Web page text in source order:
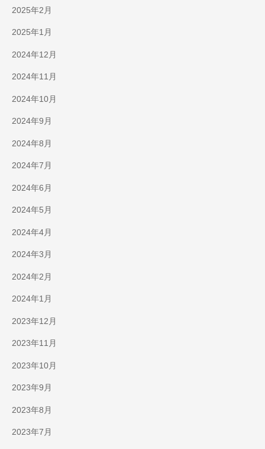
2025年2月
2025年1月
2024年12月
2024年11月
2024年10月
2024年9月
2024年8月
2024年7月
2024年6月
2024年5月
2024年4月
2024年3月
2024年2月
2024年1月
2023年12月
2023年11月
2023年10月
2023年9月
2023年8月
2023年7月